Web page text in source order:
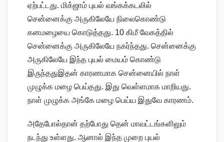
ஏற்பட்டது. மிக்ஜாம் புயல் வங்கக்கடலில்
சென்னைக்கு அருகிலேயே நிலைகொண்டு
கனமழையை கொடுத்தது. 10 கிமீ வேகத்தில்
சென்னைக்கு அருகிலேயே நகர்ந்தது. சென்னைக்கு
அருகிலேயே இந்த புயல் மையம் கொண்டு
இருந்ததுஇதன் காரணமாக சென்னையில் நாள்
முழுக்க மழை பெய்தது. இது வெள்ளமாக மாறியது.
நாள் முழுக்க அங்கே மழை பெய்ய இதுவே காரணம்.
அதேபோல்தான் தற்போது தென் மாவட்டங்களிலும்
நடந்து உள்ளது. ஆனால் இந்த முறை புயல்